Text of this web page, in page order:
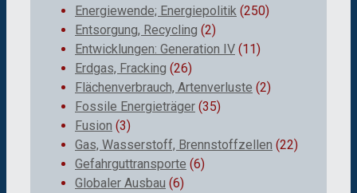
Energiewende; Energiepolitik (250)
Entsorgung, Recycling (2)
Entwicklungen: Generation IV (11)
Erdgas, Fracking (26)
Flächenverbrauch, Artenverluste (2)
Fossile Energieträger (35)
Fusion (3)
Gas, Wasserstoff, Brennstoffzellen (22)
Gefahrguttransporte (6)
Globaler Ausbau (6)